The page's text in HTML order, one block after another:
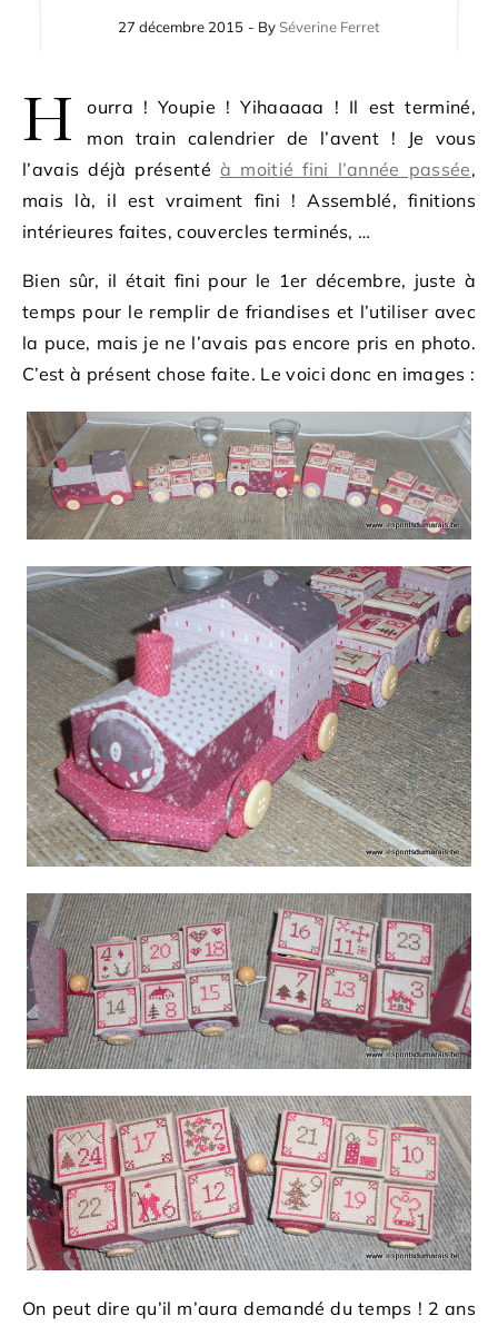
27 décembre 2015 - By Séverine Ferret
H
ourra ! Youpie ! Yihaaaaa ! Il est terminé,
mon train calendrier de l’avent ! Je vous
l’avais déjà présentéà moitié fini l’année passée,
mais là, il est vraiment fini ! Assemblé, finitions
intérieures faites, couvercles terminés, …
Bien sûr, il était fini pour le 1er décembre, juste à
temps pour le remplir de friandises et l’utiliser avec
la puce, mais je ne l’avais pas encore pris en photo.
C’est à présent chose faite. Le voici donc en images :
On peut dire qu’il m’aura demandé du temps ! 2 ans